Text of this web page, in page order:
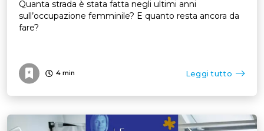
Quanta strada è stata fatta negli ultimi anni
sull’occupazione femminile? E quanto resta ancora da
fare?
4 min Leggi tutto